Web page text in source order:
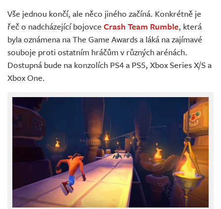
Vše jednou končí, ale něco jiného začíná. Konkrétně je
řeč o nadcházející bojovce Crash Team Rumble, která
byla oznámena na The Game Awards a láká na zajímavé
souboje proti ostatním hráčům v různých arénách.
Dostupná bude na konzolích PS4 a PS5, Xbox Series X/S a
Xbox One.